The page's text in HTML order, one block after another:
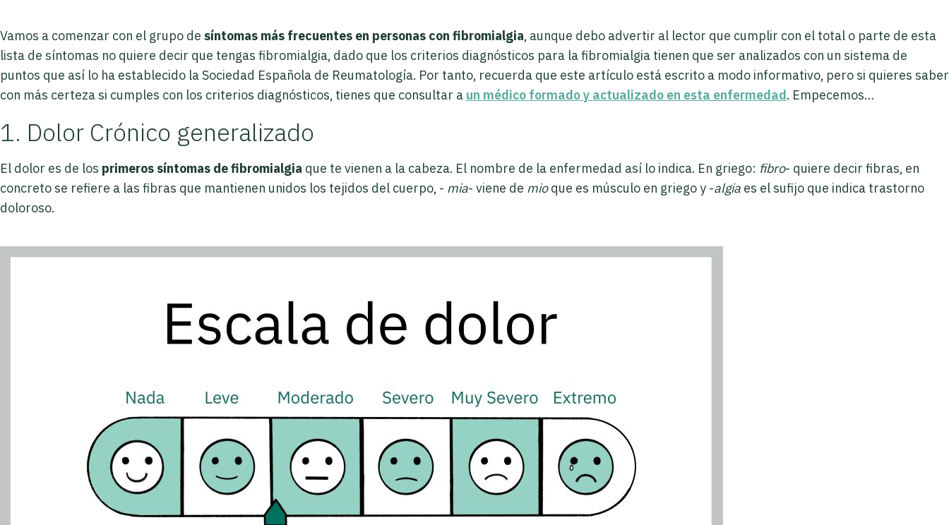
Vamos a comenzar con el grupo de síntomas más frecuentes en personas con fibromialgia, aunque debo advertir al lector que cumplir con el total o parte de esta
lista de síntomas no quiere decir que tengas fibromialgia, dado que los criterios diagnósticos para la fibromialgia tienen que ser analizados con un sistema de
puntos que así lo ha establecido la Sociedad Española de Reumatología. Por tanto, recuerda que este artículo está escrito a modo informativo, pero si quieres saber
con más certeza si cumples con los criterios diagnósticos, tienes que consultar a un médico formado y actualizado en esta enfermedad. Empecemos…
1. Dolor Crónico generalizado
El dolor es de los primeros síntomas de fibromialgia que te vienen a la cabeza. El nombre de la enfermedad así lo indica. En griego: fibro- quiere decir fibras, en
concreto se refiere a las fibras que mantienen unidos los tejidos del cuerpo, - mia- viene de mioque es músculo en griego y -algia es el sufijo que indica trastorno
doloroso.